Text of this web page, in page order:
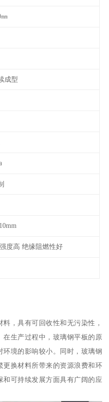
成型
度高 绝缘阻燃性好
，具有可回收性和无污染性，
生产过程中，玻璃钢平板的原
境的影响较小。同时，玻璃钢
换材料所带来的资源浪费和环
可持续发展方面具有广阔的应